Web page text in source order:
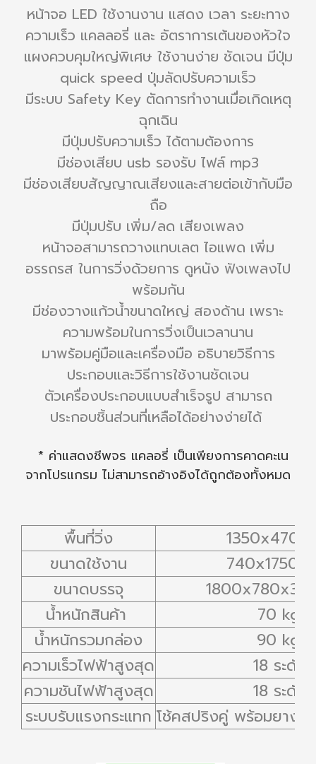
หน้าจอ LED ใช้งานงาน แสดง เวลา ระยะทาง
ความเร็ว แคลลอรี่ และ อัตราการเต้นของหัวใจ
แผงควบคุมใหญ่พิเศษ ใช้งานง่าย ชัดเจน มีปุ่ม
quick speed ปุ่มลัดปรับความเร็ว
มีระบบ Safety Key ตัดการทำงานเมื่อเกิดเหตุ
ฉุกเฉิน
มีปุ่มปรับความเร็ว ได้ตามต้องการ
มีช่องเสียบ usb รองรับ ไฟล์ mp3
มีช่องเสียบสัญญาณเสียงและสายต่อเข้ากับมือ
ถือ
มีปุ่มปรับ เพิ่ม/ลด เสียงเพลง
หน้าจอสามารถวางแทบเลต ไอแพด เพิ่ม
อรรถรส ในการวิ่งด้วยการ ดูหนัง ฟังเพลงไป
พร้อมกัน
มีช่องวางแก้วน้ำขนาดใหญ่ สองด้าน เพราะ
ความพร้อมในการวิ่งเป็นเวลานาน
มาพร้อมคู่มือและเครื่องมือ อธิบายวิธีการ
ประกอบและวิธีการใช้งานชัดเจน
ตัวเครื่องประกอบแบบสำเร็จรูป สามารถ
ประกอบชิ้นส่วนที่เหลือได้อย่างง่ายได้
* ค่าแสดงชีพจร แคลอรี่ เป็นเพียงการคาดคะเน
จากโปรแกรม ไม่สามารถอ้างอิงได้ถูกต้องทั้งหมด
พื้นที่วิ่ง
1350x470
ขนาดใช้งาน
740x1750
ขนาดบรรจุ
น้ำหนักสินค้า
70 kg.
น้ำหนักรวมกล่อง
90 kg.
ความเร็วไฟฟ้าสูงสุด
18 ระดับ
ความชันไฟฟ้าสูงสุด
18 ระดับ
ระบบรับแรงกระแทก โช้คสปริงคู่ พร้อมยางซั